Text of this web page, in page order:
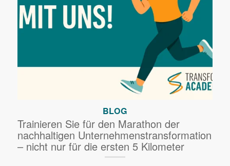
BLOG
Trainieren Sie für den Marathon der
nachhaltigen Unternehmens­transformation
– nicht nur für die ersten 5 Kilometer